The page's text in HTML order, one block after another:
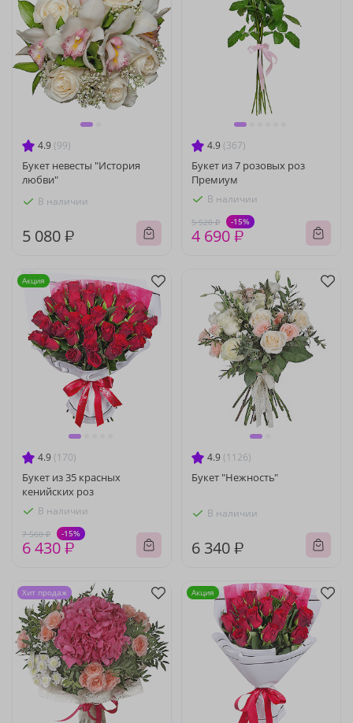
4.9 (99)
Букет невесты "История
любви"
В наличии
5 080 ₽
4.9 (367)
Букет из 7 розовых роз
Премиум
В наличии
5 520 ₽ -15%
4 690 ₽
4.9 (170)
Букет из 35 красных
кенийских роз
В наличии
7 560 ₽ -15%
6 430 ₽
Акция
4.9 (1126)
Букет "Нежность"
В наличии
6 340 ₽
Хит продаж Акция